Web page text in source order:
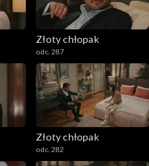
Złoty chłopak
odc. 287
Złoty chłopak
odc. 282